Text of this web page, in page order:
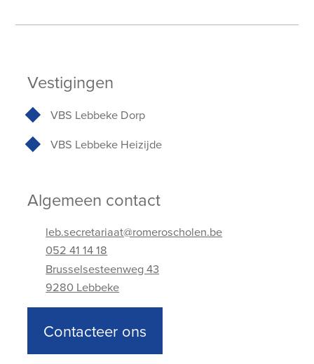
Vestigingen
VBS Lebbeke Dorp
VBS Lebbeke Heizijde
Algemeen contact
Adres
Brusselsesteenweg 43
9280 Lebbeke
Telefoonnummer
052 41 14 18
E-mailadres
leb.secretariaat@romeroscholen.be
Contacteer ons